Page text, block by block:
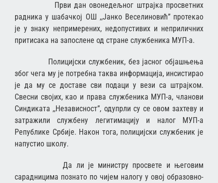
Први дан овонедељног штрајка просветних
радника у шабачкој ОШ ,,Јанко Веселиновић” протекао
је у знаку непримерених, недопустивих и неприличних
притисака на запослене од стране службеника МУП-а.
Полицијски службеник, без јасног објашњења
због чега му је потребна таква информација, инсистирао
је да му се доставе сви подаци у вези са штрајком.
Свесни својих, као и права службеника МУП-а, чланови
Синдиката ,,Независност”, одупрли су се овом захтеву и
затражили службену легитимацију и налог МУП-а
Републике Србије. Након тога, полицијски службеник је
напустио школу.
Да ли је министру просвете и његовим
сарадницима познато по чијем налогу у овој образовно-